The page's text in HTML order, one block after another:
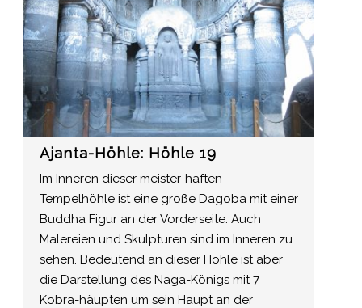
Ajanta-Höhle: Höhle 19
Im Inneren dieser meister-haften
Tempelhöhle ist eine große Dagoba mit einer
Buddha Figur an der Vorderseite. Auch
Malereien und Skulpturen sind im Inneren zu
sehen. Bedeutend an dieser Höhle ist aber
die Darstellung des Naga-Königs mit 7
Kobra-häupten um sein Haupt an der